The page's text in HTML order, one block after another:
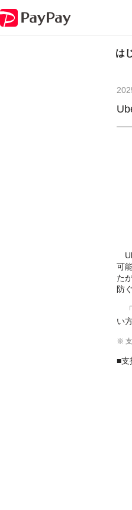
は
可
た
防
「
い
※ 支
■支